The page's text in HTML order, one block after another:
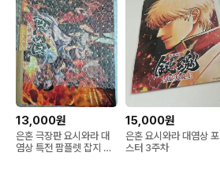
13,000원
은혼 극장판 요시와라 대
염상 특전 팜플렛 잡지 은
15,000원
은혼 요시와라 대염상 포
스터 3주차